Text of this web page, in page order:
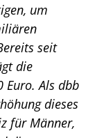
um
seit
die
Euro. Als dbb
dieses
für Männer,